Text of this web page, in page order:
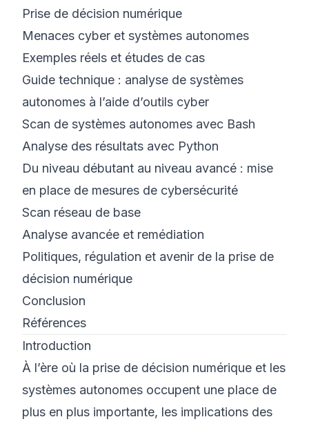
Prise de décision numérique
Menaces cyber et systèmes autonomes
Exemples réels et études de cas
Guide technique : analyse de systèmes
autonomes à l’aide d’outils cyber
Scan de systèmes autonomes avec Bash
Analyse des résultats avec Python
Du niveau débutant au niveau avancé : mise
en place de mesures de cybersécurité
Scan réseau de base
Analyse avancée et remédiation
Politiques, régulation et avenir de la prise de
décision numérique
Conclusion
Références
Introduction
À l’ère où la prise de décision numérique et les
systèmes autonomes occupent une place de
plus en plus importante, les implications des